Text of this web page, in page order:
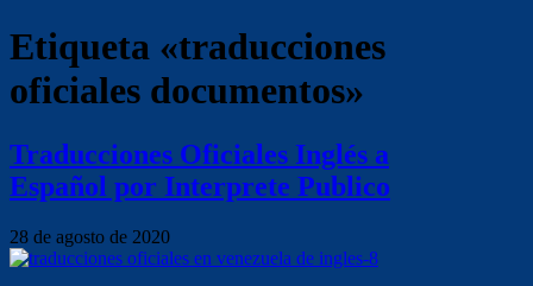
Etiqueta «traducciones
oficiales documentos»
Traducciones Oficiales Inglés a
Español por Interprete Publico
28 de agosto de 2020